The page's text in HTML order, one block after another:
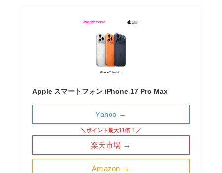
Apple スマートフォン iPhone 17 Pro Max
Amazon →
＼ポイント最大11倍！／
楽天市場 →
Yahoo →